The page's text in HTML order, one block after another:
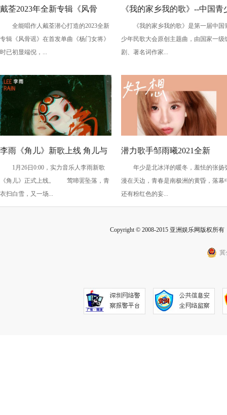
戴荃2023年全新专辑《风骨
谣》第二回 且听《八戒》续前
缘
全能唱作人戴荃潜心打造的2023全新
专辑《风骨谣》在首发单曲《杨门女将》
时已初显端倪，...
《我的家乡我的歌》--中国青
年民歌大会原创主题曲发布
《我的家乡我的歌》是第一届中国
少年民歌大会原创主题曲，由国家一级
剧、著名词作家...
李雨《角儿》新歌上线 角儿与
舞台炽情故事上演
1月26日0:00，实力音乐人李雨新歌
《角儿》正式上线。 莺啼罢坠落，青
衣扫白雪，又一场...
潜力歌手邹雨曦2021全新
EP《好想不恋爱》，以音乐
说内心故事
年少是北冰洋的暖冬，羞怯的张扬
漫在天边，青春是南极洲的黄昏，落幕
还有粉红色的妄...
Copyright © 2008-2015 亚洲娱乐网版权所
冀